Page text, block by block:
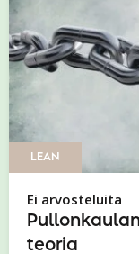
LEAN
Ei arvosteluita
teoria